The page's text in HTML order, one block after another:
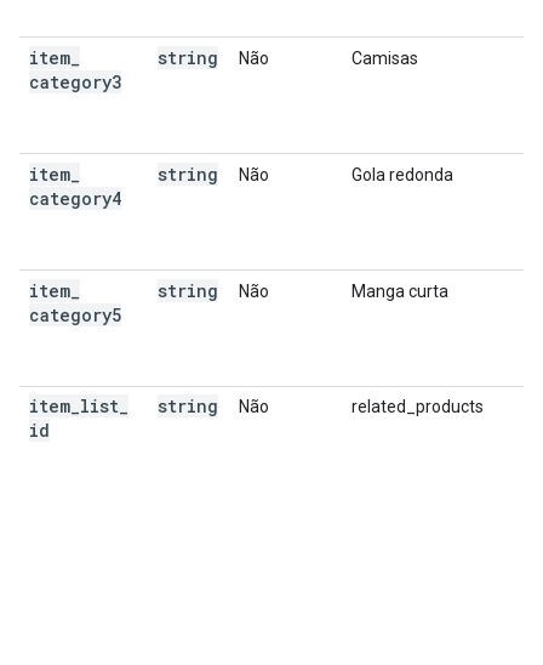
item
category3
string Não Camisas
item
category4
string Não Gola redonda
item
category5
string Não Manga curta
item list
id
string Não related_products